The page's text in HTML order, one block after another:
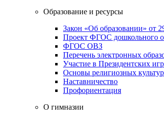
Образование и ресурсы
Закон «Об образовании» от
Проект ФГОС дошкольного
ФГОС ОВЗ
Перечень электронных
Участие в Президентских
Основы религиозных
Наставничество
Профориентация
О гимназии